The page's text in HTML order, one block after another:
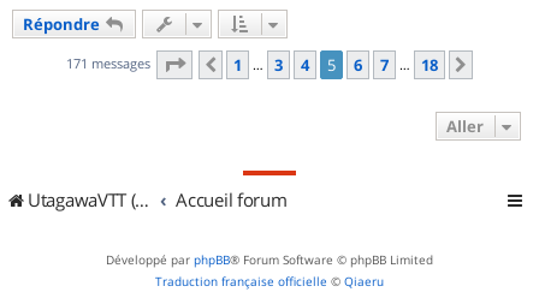
Répondre
171 messages Page 5sur 18
Précédent
1 … 3 4 5 6 7 … 18
Aller
UtagawaVTT (Randos VTT et VTTAE avec traces GPS) Accueil forum
Développé par phpBB® Forum Software © phpBB Limited
Traduction française officielle © Qiaeru